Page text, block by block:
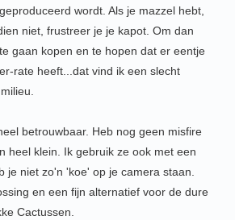
wordt. Als je mazzel hebt,
niet, frustreer je je kapot. Om dan
gaan kopen en te hopen dat er eentje
rate heeft...dat vind ik een slecht
betrouwbaar. Heb nog geen misfire
heel klein. Ik gebruik ze ook met een
je niet zo'n 'koe' op je camera staan.
en een fijn alternatief voor de dure
Cactussen.